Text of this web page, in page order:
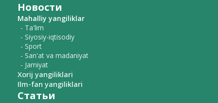
Новости
Mahalliy yangiliklar
- Ta'lim
- Siyosiy-iqtisodiy
- Sport
- San'at va madaniyat
- Jamiyat
Xorij yangiliklari
Ilm-fan yangiliklari
Статьи